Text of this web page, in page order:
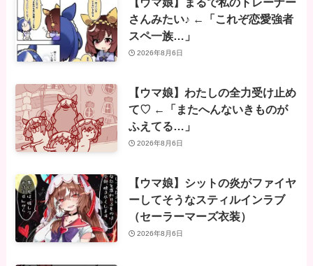
さんみたい♪ ←「これぞ恋愛強者
スペ一族…」
2026年8月6日
【ウマ娘】わたしの全力受け止め
て♡ ←「またへんないきものが
ふえてる…」
2026年8月6日
【ウマ娘】シットの炎がファイヤ
ーしてそうなスティルインラブ
（セーラーマーズ衣装）
2026年8月6日